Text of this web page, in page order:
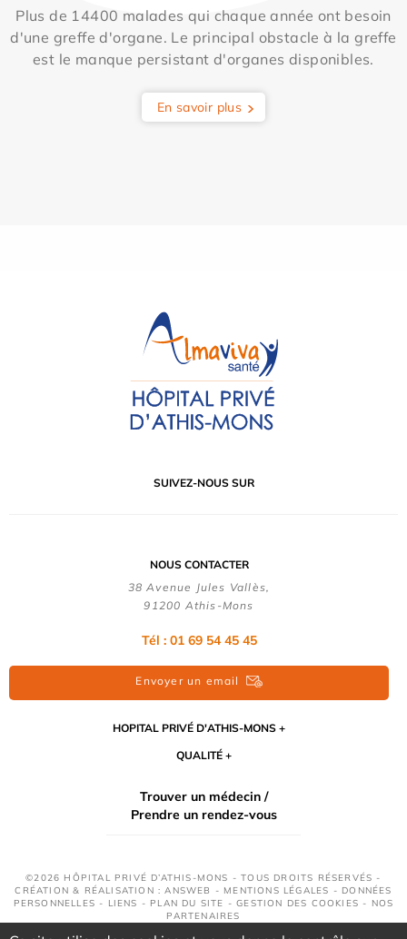
Plus de 14400 malades qui chaque année ont besoin
d'une greffe d'organe. Le principal obstacle à la greffe
est le manque persistant d'organes disponibles.
En savoir plus
SUIVEZ-NOUS SUR
NOUS CONTACTER
38 Avenue Jules Vallès,
91200 Athis-Mons
Tél : 01 69 54 45 45
Envoyer un email
HOPITAL PRIVÉ D'ATHIS-MONS
QUALITÉ
Trouver un médecin /
Prendre un rendez-vous
©2026 HÔPITAL PRIVÉ D’ATHIS-MONS - TOUS DROITS RÉSERVÉS -
CRÉATION & RÉALISATION : ANSWEB - MENTIONS LÉGALES - DONNÉES
PERSONNELLES - LIENS - PLAN DU SITE -GESTION DES COOKIES - NOS
PARTENAIRES